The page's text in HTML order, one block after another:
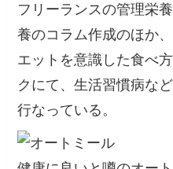
フリーランスの管理栄
養のコラム作成のほか
エットを意識した食べ
クにて、生活習慣病な
行なっている。